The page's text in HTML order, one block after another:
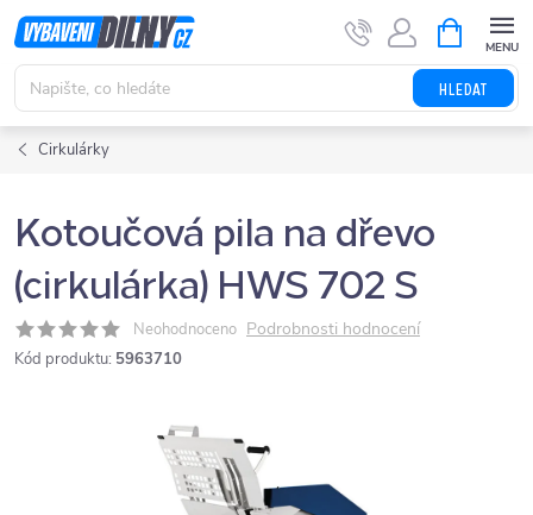
Přejít
na
obsah
HLEDAT
NÁKUPNÍ
KOŠÍK
Cirkulárky
Kotoučová pila na dřevo
(cirkulárka) HWS 702 S
Neohodnoceno Podrobnosti hodnocení
Kód produktu: 5963710